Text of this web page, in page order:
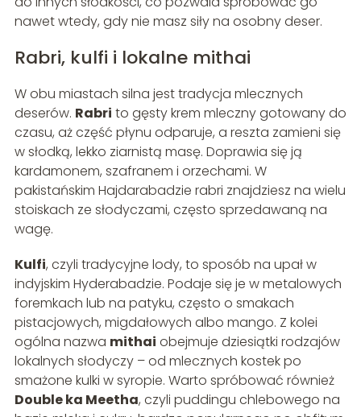
nawet wtedy, gdy nie masz siły na osobny deser.
Rabri, kulfi i lokalne mithai
W obu miastach silna jest tradycja mlecznych
deserów. Rabri to gęsty krem mleczny gotowany do
czasu, aż część płynu odparuje, a reszta zamieni się
w słodką, lekko ziarnistą masę. Doprawia się ją
kardamonem, szafranem i orzechami. W
pakistańskim Hajdarabadzie rabri znajdziesz na wielu
stoiskach ze słodyczami, często sprzedawaną na
wagę.
Kulfi, czyli tradycyjne lody, to sposób na upał w
indyjskim Hyderabadzie. Podaje się je w metalowych
foremkach lub na patyku, często o smakach
pistacjowych, migdałowych albo mango. Z kolei
ogólna nazwa mithai obejmuje dziesiątki rodzajów
lokalnych słodyczy – od mlecznych kostek po
smażone kulki w syropie. Warto spróbować również
Double ka Meetha, czyli puddingu chlebowego na